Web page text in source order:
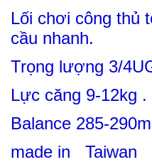
Lối chơi công thủ
cầu nhanh.
Trọng lượng 3/
Lực căng 9-12kg .
Balance 285-
made in Taiwan